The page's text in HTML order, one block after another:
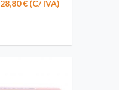
28,80 € (C/ IVA)